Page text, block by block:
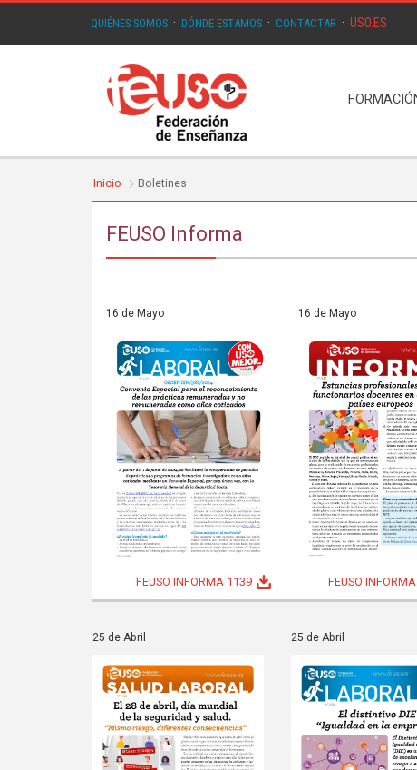
QUIÉNES SOMOS · DÓNDE ESTAMOS · CONTACTAR · USO.ES
Inicio Boletines
FEUSO Informa
16 de Mayo
FEUSO INFORMA 1139
16 de Mayo
FEUSO
25 de Abril 25 de Abril